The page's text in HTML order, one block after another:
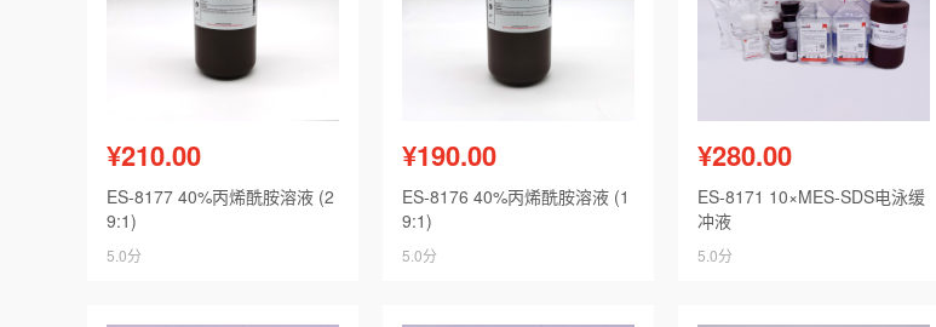
¥210.00
ES-8177 40%丙烯酰胺溶液 (2
9:1)
5.0分
¥190.00
ES-8176 40%丙烯酰胺溶液 (1
9:1)
5.0分
¥280.00
ES-8171 10×MES-SDS电泳缓
冲液
5.0分